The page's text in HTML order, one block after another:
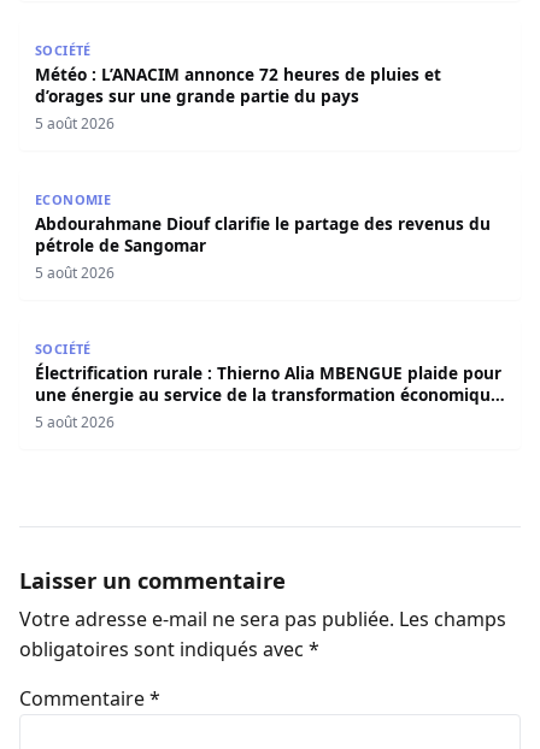
SOCIÉTÉ
Météo : L’ANACIM annonce 72 heures de pluies et
d’orages sur une grande partie du pays
5 août 2026
ECONOMIE
Abdourahmane Diouf clarifie le partage des revenus du
pétrole de Sangomar
5 août 2026
SOCIÉTÉ
Électrification rurale : Thierno Alia MBENGUE plaide pour
une énergie au service de la transformation économique
et sociale du Sénégal
5 août 2026
Laisser un commentaire
Votre adresse e-mail ne sera pas publiée. Les champs
obligatoires sont indiqués avec *
Commentaire*